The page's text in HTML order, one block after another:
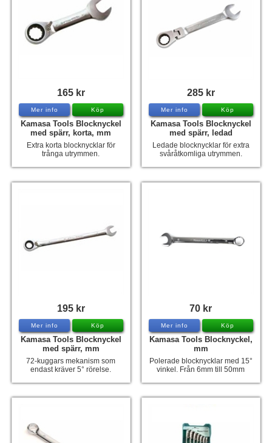
Båttillbehör
Hummertina
Victron - Batteriladdare
CTEK - Batteriladdare
Webasto - Dieselvärmare
Kamasa Tools - Verktyg
Calix - Packline - Takboxar
Begagnade Motorer & Båtar
165 kr
Mer info Köp
Kamasa Tools Blocknyckel
med spärr, korta, mm
Extra korta blocknycklar för
trånga utrymmen.
285 kr
Mer info Köp
Kamasa Tools Blocknyckel
med spärr, ledad
Ledade blocknycklar för extra
svåråtkomliga utrymmen.
195 kr
Mer info Köp
Kamasa Tools Blocknyckel
med spärr, mm
72-kuggars mekanism som
endast kräver 5° rörelse.
70 kr
Mer info Köp
Kamasa Tools Blocknyckel,
mm
Polerade blocknycklar med 15°
vinkel. Från 6mm till 50mm